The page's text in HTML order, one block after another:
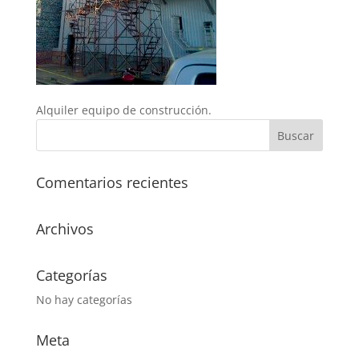
Alquiler equipo de construcción.
Comentarios recientes
Archivos
Categorías
No hay categorías
Meta